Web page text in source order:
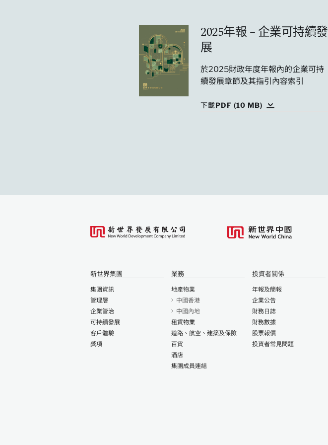
2025年報 – 企業可持續發
展
於2025財政年度年報內的企業可持
續發展章節及其指引內容索引
下載PDF (10 MB)
新世界集團
集團資訊
管理層
企業管治
可持續發展
客戶體驗
獎項
業務
地產物業
中國香港
中國內地
租賃物業
道路、航空、建築及保險
百貨
酒店
集團成員連結
投資者關係
年報及簡報
企業公告
財務日誌
財務數據
股票報價
投資者常見問題